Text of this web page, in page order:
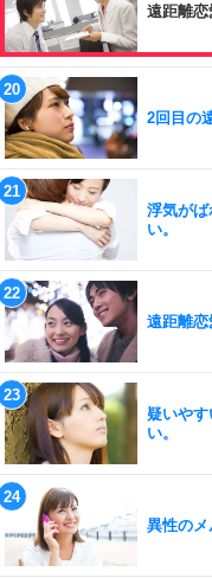
遠距離恋
2回目の
浮気が
い。
遠距離恋
疑いや
い。
異性のメ